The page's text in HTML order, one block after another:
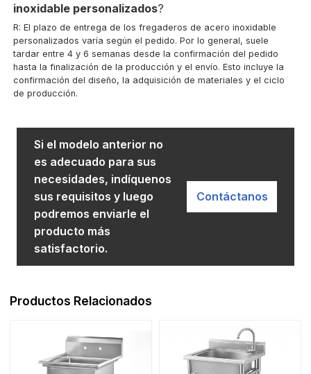
inoxidable personalizados?
R: El plazo de entrega de los fregaderos de acero inoxidable
personalizados varía según el pedido. Por lo general, suele
tardar entre 4 y 6 semanas desde la confirmación del pedido
hasta la finalización de la producción y el envío. Esto incluye la
confirmación del diseño, la adquisición de materiales y el ciclo
de producción.
Si el modelo anterior no
es adecuado para sus
necesidades, indíquenos
sus requisitos y luego
podremos enviarle el
producto más
satisfactorio.
Contáctanos
Productos Relacionados